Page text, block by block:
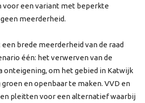
voor een variant met beperkte
meerderheid.
brede meerderheid van de raad
één: het verwerven van de
onteigening, om het gebied in Katwijk
en openbaar te maken. VVD en
en pleitten voor een alternatief waarbij